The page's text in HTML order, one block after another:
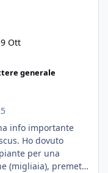
9 Ott
generale
info importante
Ho dovuto
per una
(migliaia), premetto